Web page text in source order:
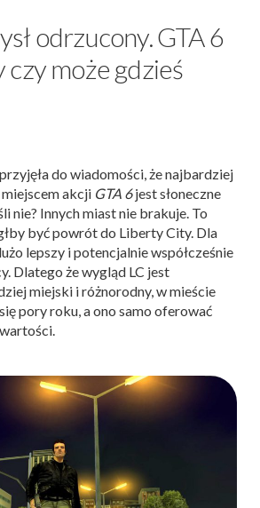
odrzucony. GTA 6
czy może gdzieś
do wiadomości, że najbardziej
akcji GTA 6jest słoneczne
nie? Innych miast nie brakuje. To
być powrót do Liberty City. Dla
lepszy i potencjalnie współcześnie
Dlatego że wygląd LC jest
miejski i różnorodny, w mieście
pory roku, a ono samo oferować